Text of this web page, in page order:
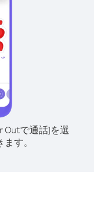
Outで通話]を選
す。